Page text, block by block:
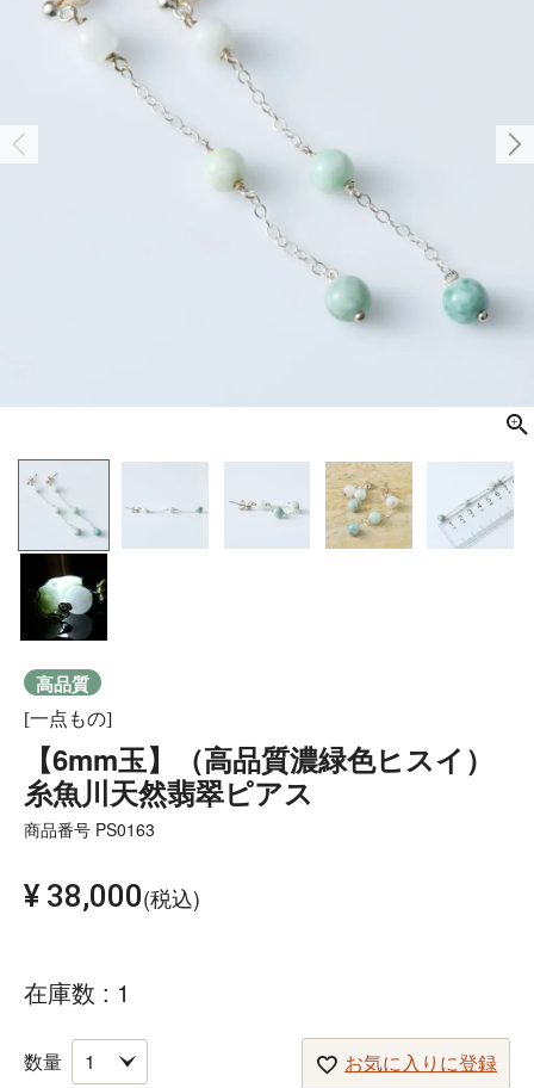
高品質
[一点もの]
【6mm玉】（高品質濃緑色ヒスイ）
糸魚川天然翡翠ピアス
商品番号 PS0163
¥ 38,000 税込
在庫数 1
お気に入りに登録